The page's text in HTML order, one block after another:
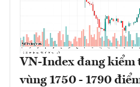
VN-Index đang kiểm
vùng 1750 - 1790